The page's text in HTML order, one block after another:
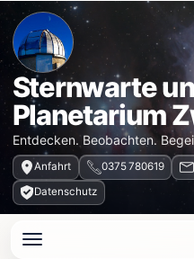
Sternwarte
Planetarium
Entdecken. Beobachten.
Anfahrt 0375 780619
Datenschutz